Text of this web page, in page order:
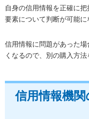
自身の信用情報を正確に
要素について判断が可能に
信用情報に問題があった
くなるので、別の購入方法
信用情報機